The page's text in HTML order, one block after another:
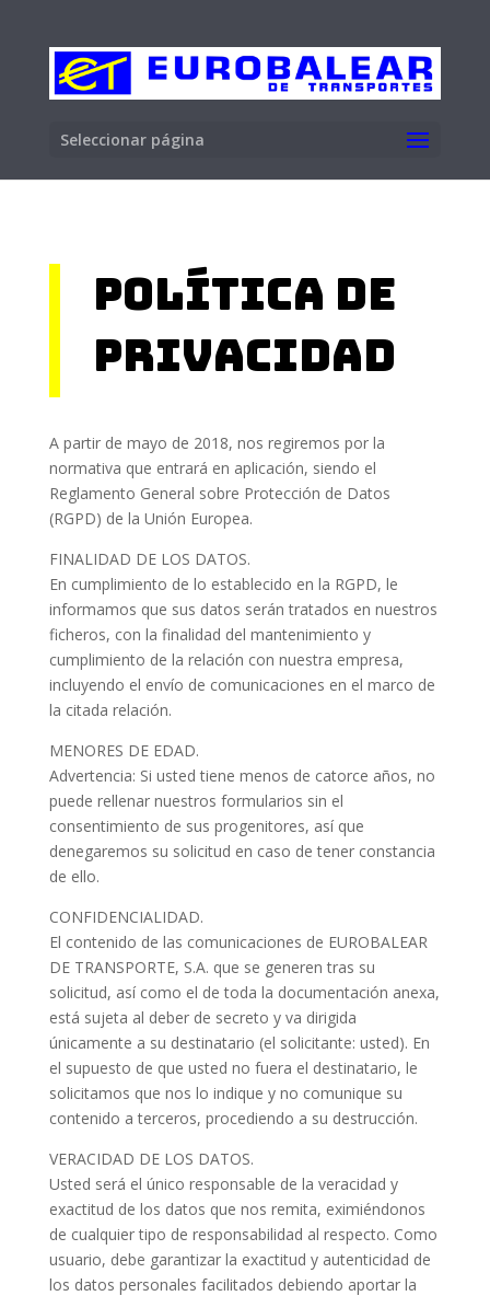
Seleccionar página
Política de
privacidad
A partir de mayo de 2018, nos regiremos por la
normativa que entrará en aplicación, siendo el
Reglamento General sobre Protección de Datos
(RGPD) de la Unión Europea.
FINALIDAD DE LOS DATOS.
En cumplimiento de lo establecido en la RGPD, le
informamos que sus datos serán tratados en nuestros
ficheros, con la finalidad del mantenimiento y
cumplimiento de la relación con nuestra empresa,
incluyendo el envío de comunicaciones en el marco de
la citada relación.
MENORES DE EDAD.
Advertencia: Si usted tiene menos de catorce años, no
puede rellenar nuestros formularios sin el
consentimiento de sus progenitores, así que
denegaremos su solicitud en caso de tener constancia
de ello.
CONFIDENCIALIDAD.
El contenido de las comunicaciones de EUROBALEAR
DE TRANSPORTE, S.A. que se generen tras su
solicitud, así como el de toda la documentación anexa,
está sujeta al deber de secreto y va dirigida
únicamente a su destinatario (el solicitante: usted). En
el supuesto de que usted no fuera el destinatario, le
solicitamos que nos lo indique y no comunique su
contenido a terceros, procediendo a su destrucción.
VERACIDAD DE LOS DATOS.
Usted será el único responsable de la veracidad y
exactitud de los datos que nos remita, eximiéndonos
de cualquier tipo de responsabilidad al respecto. Como
usuario, debe garantizar la exactitud y autenticidad de
los datos personales facilitados debiendo aportar la